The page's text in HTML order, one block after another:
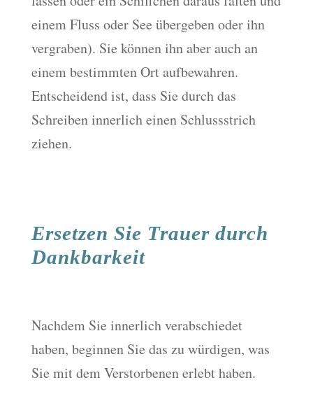
einem Fluss oder See übergeben oder ihn
vergraben). Sie können ihn aber auch an
einem bestimmten Ort aufbewahren.
Entscheidend ist, dass Sie durch das
Schreiben innerlich einen Schlussstrich
ziehen.
Ersetzen Sie Trauer durch
Dankbarkeit
Nachdem Sie innerlich verabschiedet
haben, beginnen Sie das zu würdigen, was
Sie mit dem Verstorbenen erlebt haben.